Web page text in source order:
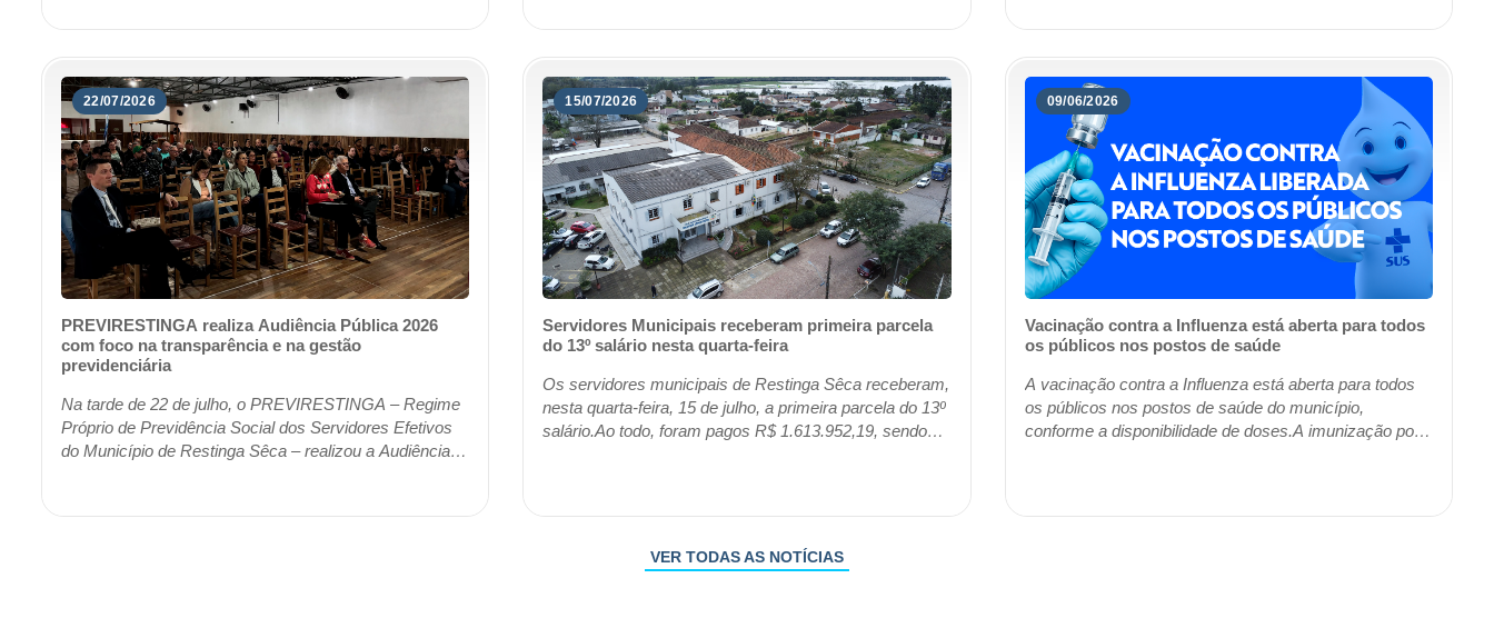
22/07/2026
PREVIRESTINGA realiza Audiência Pública 2026
com foco na transparência e na gestão
previdenciária
Na tarde de 22 de julho, o PREVIRESTINGA – Regime
Próprio de Previdência Social dos Servidores Efetivos
do Município de Restinga Sêca – realizou a Audiência
15/07/2026
Servidores Municipais receberam primeira parcela
do 13º salário nesta quarta-feira
Os servidores municipais de Restinga Sêca receberam,
nesta quarta-feira, 15 de julho, a primeira parcela do 13º
salário.Ao todo, foram pagos R$ 1.613.952,19, sendo
09/06/2026
Vacinação contra a Influenza está aberta para todos
os públicos nos postos de saúde
A vacinação contra a Influenza está aberta para todos
os públicos nos postos de saúde do município,
conforme a disponibilidade de doses.A imunização pode
VER TODAS AS NOTÍCIAS